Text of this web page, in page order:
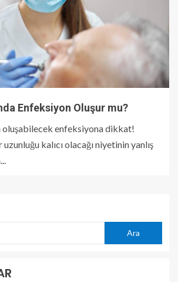
Enfeksiyon Oluşur mu?
oluşabilecek enfeksiyona dikkat!
kalıcı olacağı niyetinin yanlış
Ara